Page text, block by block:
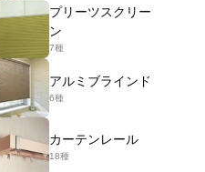
プリーツスクリー
ン
7種
アルミブラインド
6種
カーテンレール
18種